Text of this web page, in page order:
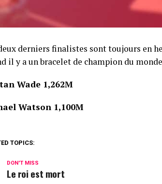
derniers finalistes sont toujours en
il y a un bracelet de champion du
Wade 1,262M
Watson 1,100M
TOPICS:
DON'T MISS
Le roi est mort